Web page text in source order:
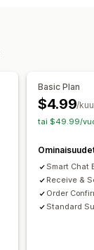
Basic Plan
$4.99/
tai $49.99/
Smart Chat
Receive &
Order
Standard